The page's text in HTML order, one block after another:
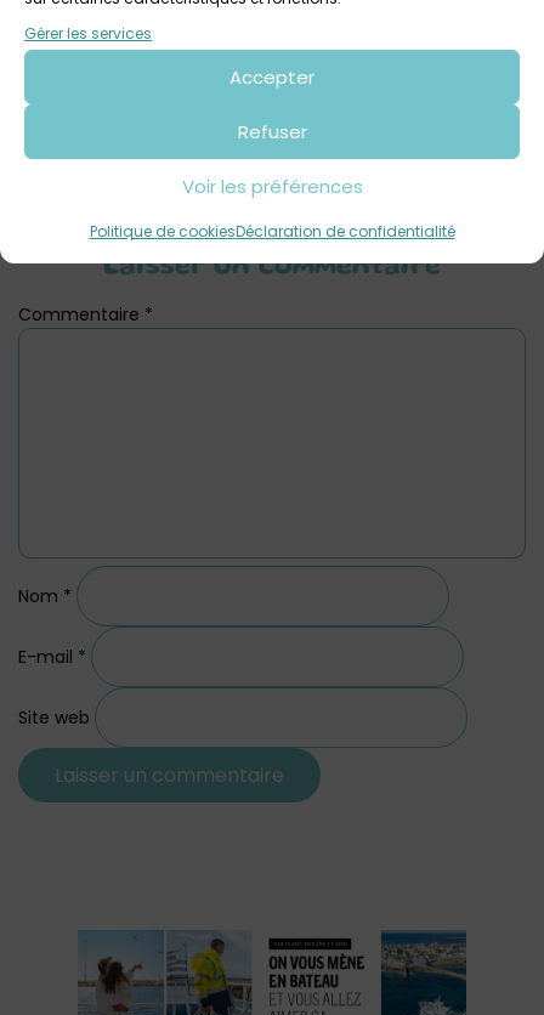
Gérer les services
Accepter
Refuser
Voir les préférences
Politique de cookiesDéclaration de confidentialité
Votre avis sur
Semaines de la Petite Enfance :
Exposition 1, 2, 3, cabanes !
Laisser un commentaire
Commentaire *
Nom *
E-mail *
Site web